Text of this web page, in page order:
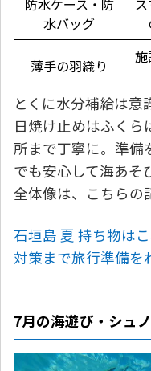
防水ケース・防
水バッグ
薄手の羽織り
とくに水分補給は意
日焼け止めはふく
所まで丁寧に。準備
でも安心して海あそ
全体像は、こちらの
石垣島 夏 持ち物は
対策まで旅行準備を
7月の海遊び・シュ